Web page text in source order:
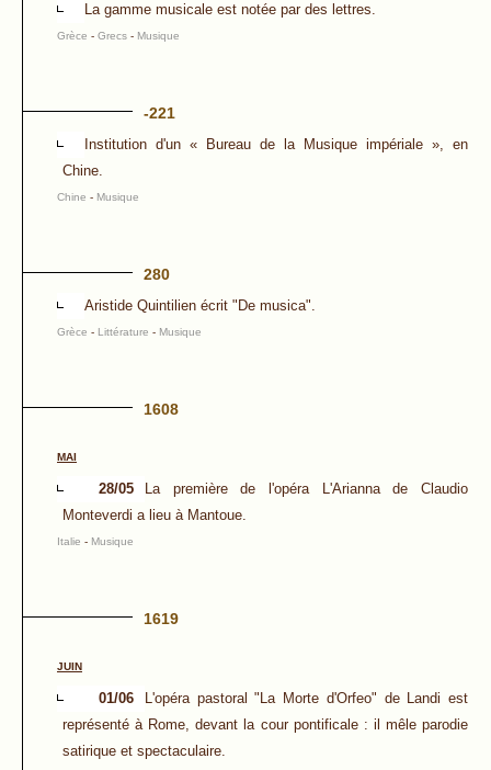
La gamme musicale est notée par des lettres.
Grèce - Grecs - Musique
-221
Institution d'un « Bureau de la Musique impériale », en
Chine.
Chine - Musique
280
Aristide Quintilien écrit "De musica".
Grèce - Littérature - Musique
1608
MAI
28/05
La première de l'opéra L'Arianna de Claudio
Monteverdi a lieu à Mantoue.
Italie - Musique
1619
JUIN
01/06
L'opéra pastoral "La Morte d'Orfeo" de Landi est
représenté à Rome, devant la cour pontificale : il mêle parodie
satirique et spectaculaire.